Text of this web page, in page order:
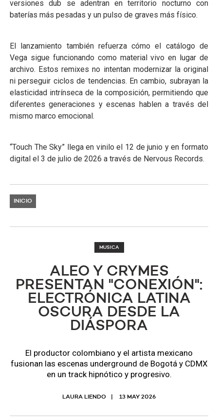
versiones dub se adentran en territorio nocturno con
baterías más pesadas y un pulso de graves más físico.
El lanzamiento también refuerza cómo el catálogo de
Vega sigue funcionando como material vivo en lugar de
archivo. Estos remixes no intentan modernizar la original
ni perseguir ciclos de tendencias. En cambio, subrayan la
elasticidad intrínseca de la composición, permitiendo que
diferentes generaciones y escenas hablen a través del
mismo marco emocional.
“Touch The Sky” llega en vinilo el 12 de junio y en formato
digital el 3 de julio de 2026 a través de Nervous Records.
INICIO
MUSICA
ALEO Y CRYMES
PRESENTAN "CONEXIÓN":
ELECTRÓNICA LATINA
OSCURA DESDE LA
DIÁSPORA
El productor colombiano y el artista mexicano
fusionan las escenas underground de Bogotá y CDMX
en un track hipnótico y progresivo.
LAURA LIENDO 13 MAY 2026